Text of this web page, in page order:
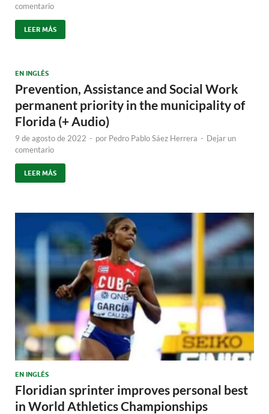
comentario
LEER MÁS
EN INGLÉS
Prevention, Assistance and Social Work
permanent priority in the municipality of
Florida (+ Audio)
9 de agosto de 2022 - por Pedro Pablo Sáez Herrera - Dejar un
comentario
LEER MÁS
EN INGLÉS
Floridian sprinter improves personal best
in World Athletics Championships